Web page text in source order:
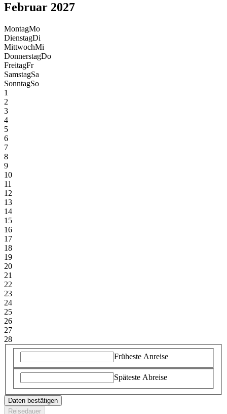
Februar 2027
MontagMo
DienstagDi
MittwochMi
DonnerstagDo
FreitagFr
SamstagSa
SonntagSo
1
2
3
4
5
6
7
8
9
10
11
12
13
14
15
16
17
18
19
20
21
22
23
24
25
26
27
28
Früheste Anreise
Späteste Abreise
Daten bestätigen
Reisedauer